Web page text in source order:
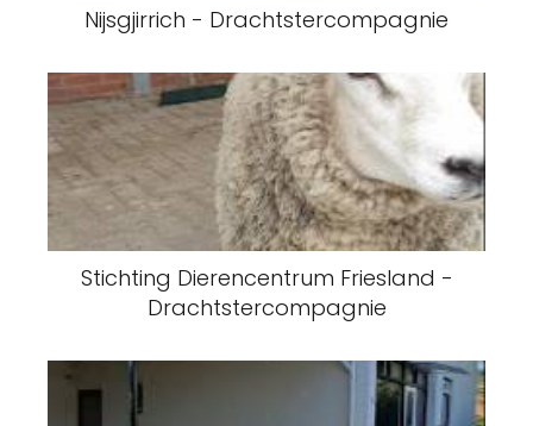
Nijsgjirrich - Drachtstercompagnie
Stichting Dierencentrum Friesland -
Drachtstercompagnie